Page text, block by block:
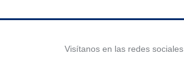
Visítanos en las redes sociales